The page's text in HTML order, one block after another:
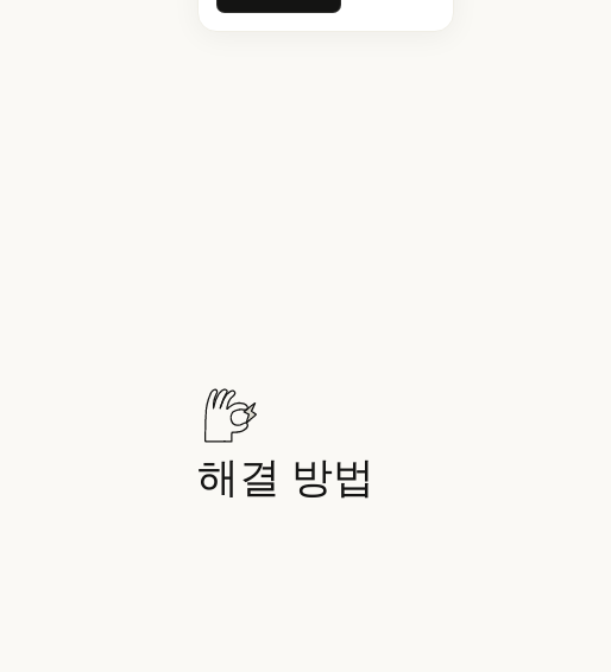
해결 방법